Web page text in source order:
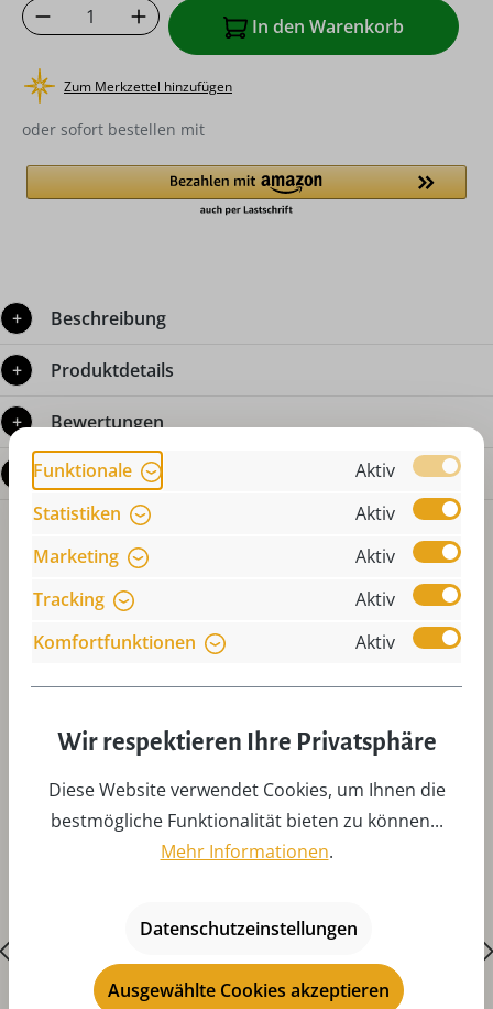
Produkt Anzahl: Gib den gewünschten
In den Warenkorb
Zum Merkzettel hinzufügen
oder sofort bestellen mit
Beschreibung
Produktdetails
Bewertungen
Fragen zum Produkt
Produktgalerie überspringen
Zubehör
Funktionale
Aktiv
Statistiken
Aktiv
Marketing
Aktiv
Tracking
Aktiv
Komfortfunktionen
Aktiv
Wir respektieren Ihre Privatsphäre
Diese Website verwendet Cookies, um Ihnen die
bestmögliche Funktionalität bieten zu können...
Mehr Informationen.
Datenschutzeinstellungen
Ausgewählte Cookies akzeptieren